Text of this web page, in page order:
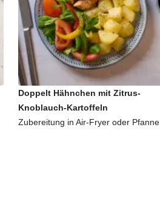
Doppelt Hähnchen mit Zitrus-
Knoblauch-Kartoffeln
Zubereitung in Air-Fryer oder Pfanne